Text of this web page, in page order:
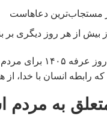
مستجاب‌ترین دعاهاست
بیش از هر روز دیگری بر
و شاید همین
رابطه انسان با خدا، از
به